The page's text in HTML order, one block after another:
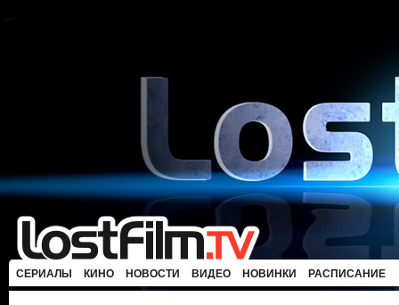
СЕРИАЛЫ КИНО НОВОСТИ ВИДЕО НОВИНКИ РАСПИСАНИЕ